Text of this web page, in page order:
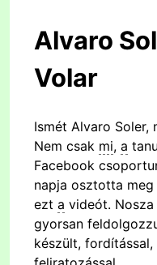
Alvaro
Volar
Ismét Alvaro Soler,
Nem csak mi, a
Facebook
napja osztotta
ezt a videót.
gyorsan
készült, fordítással,